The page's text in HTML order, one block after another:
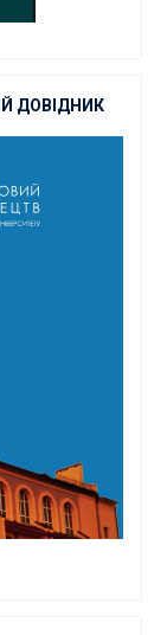
ДОВІДНИК